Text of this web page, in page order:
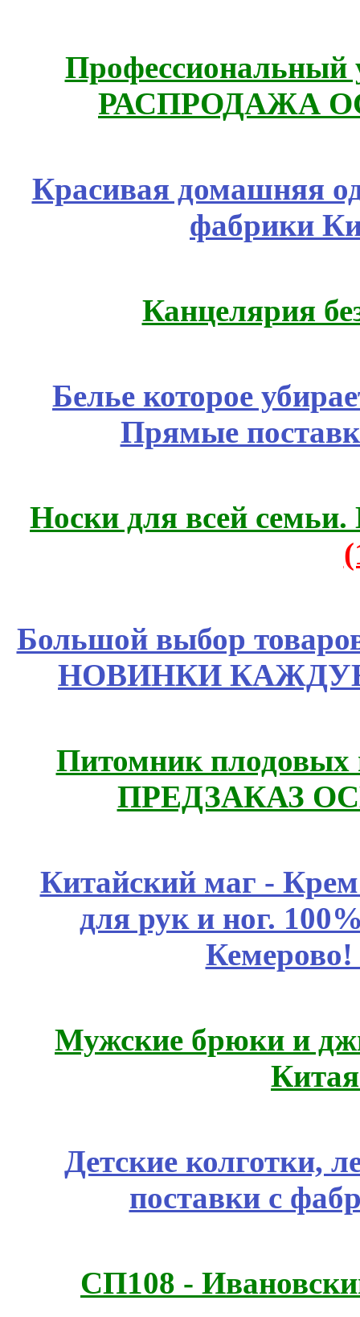
Профессиональный
РАСПРОДАЖА
Красивая домашняя
фабрики
Канцелярия
Белье которое
Прямые
Носки для всей
Большой выбор
НОВИНКИ
Питомник плодовых
ПРЕДЗАКАЗ
Китайский маг -
для рук и ног.
Мужские брюки и
Детские колготки,
поставки с
СП108 -